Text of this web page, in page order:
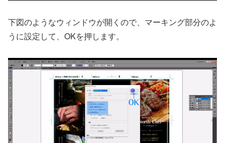
下図のようなウィンドウが開くので、マーキング部分のよ
うに設定して、OKを押します。